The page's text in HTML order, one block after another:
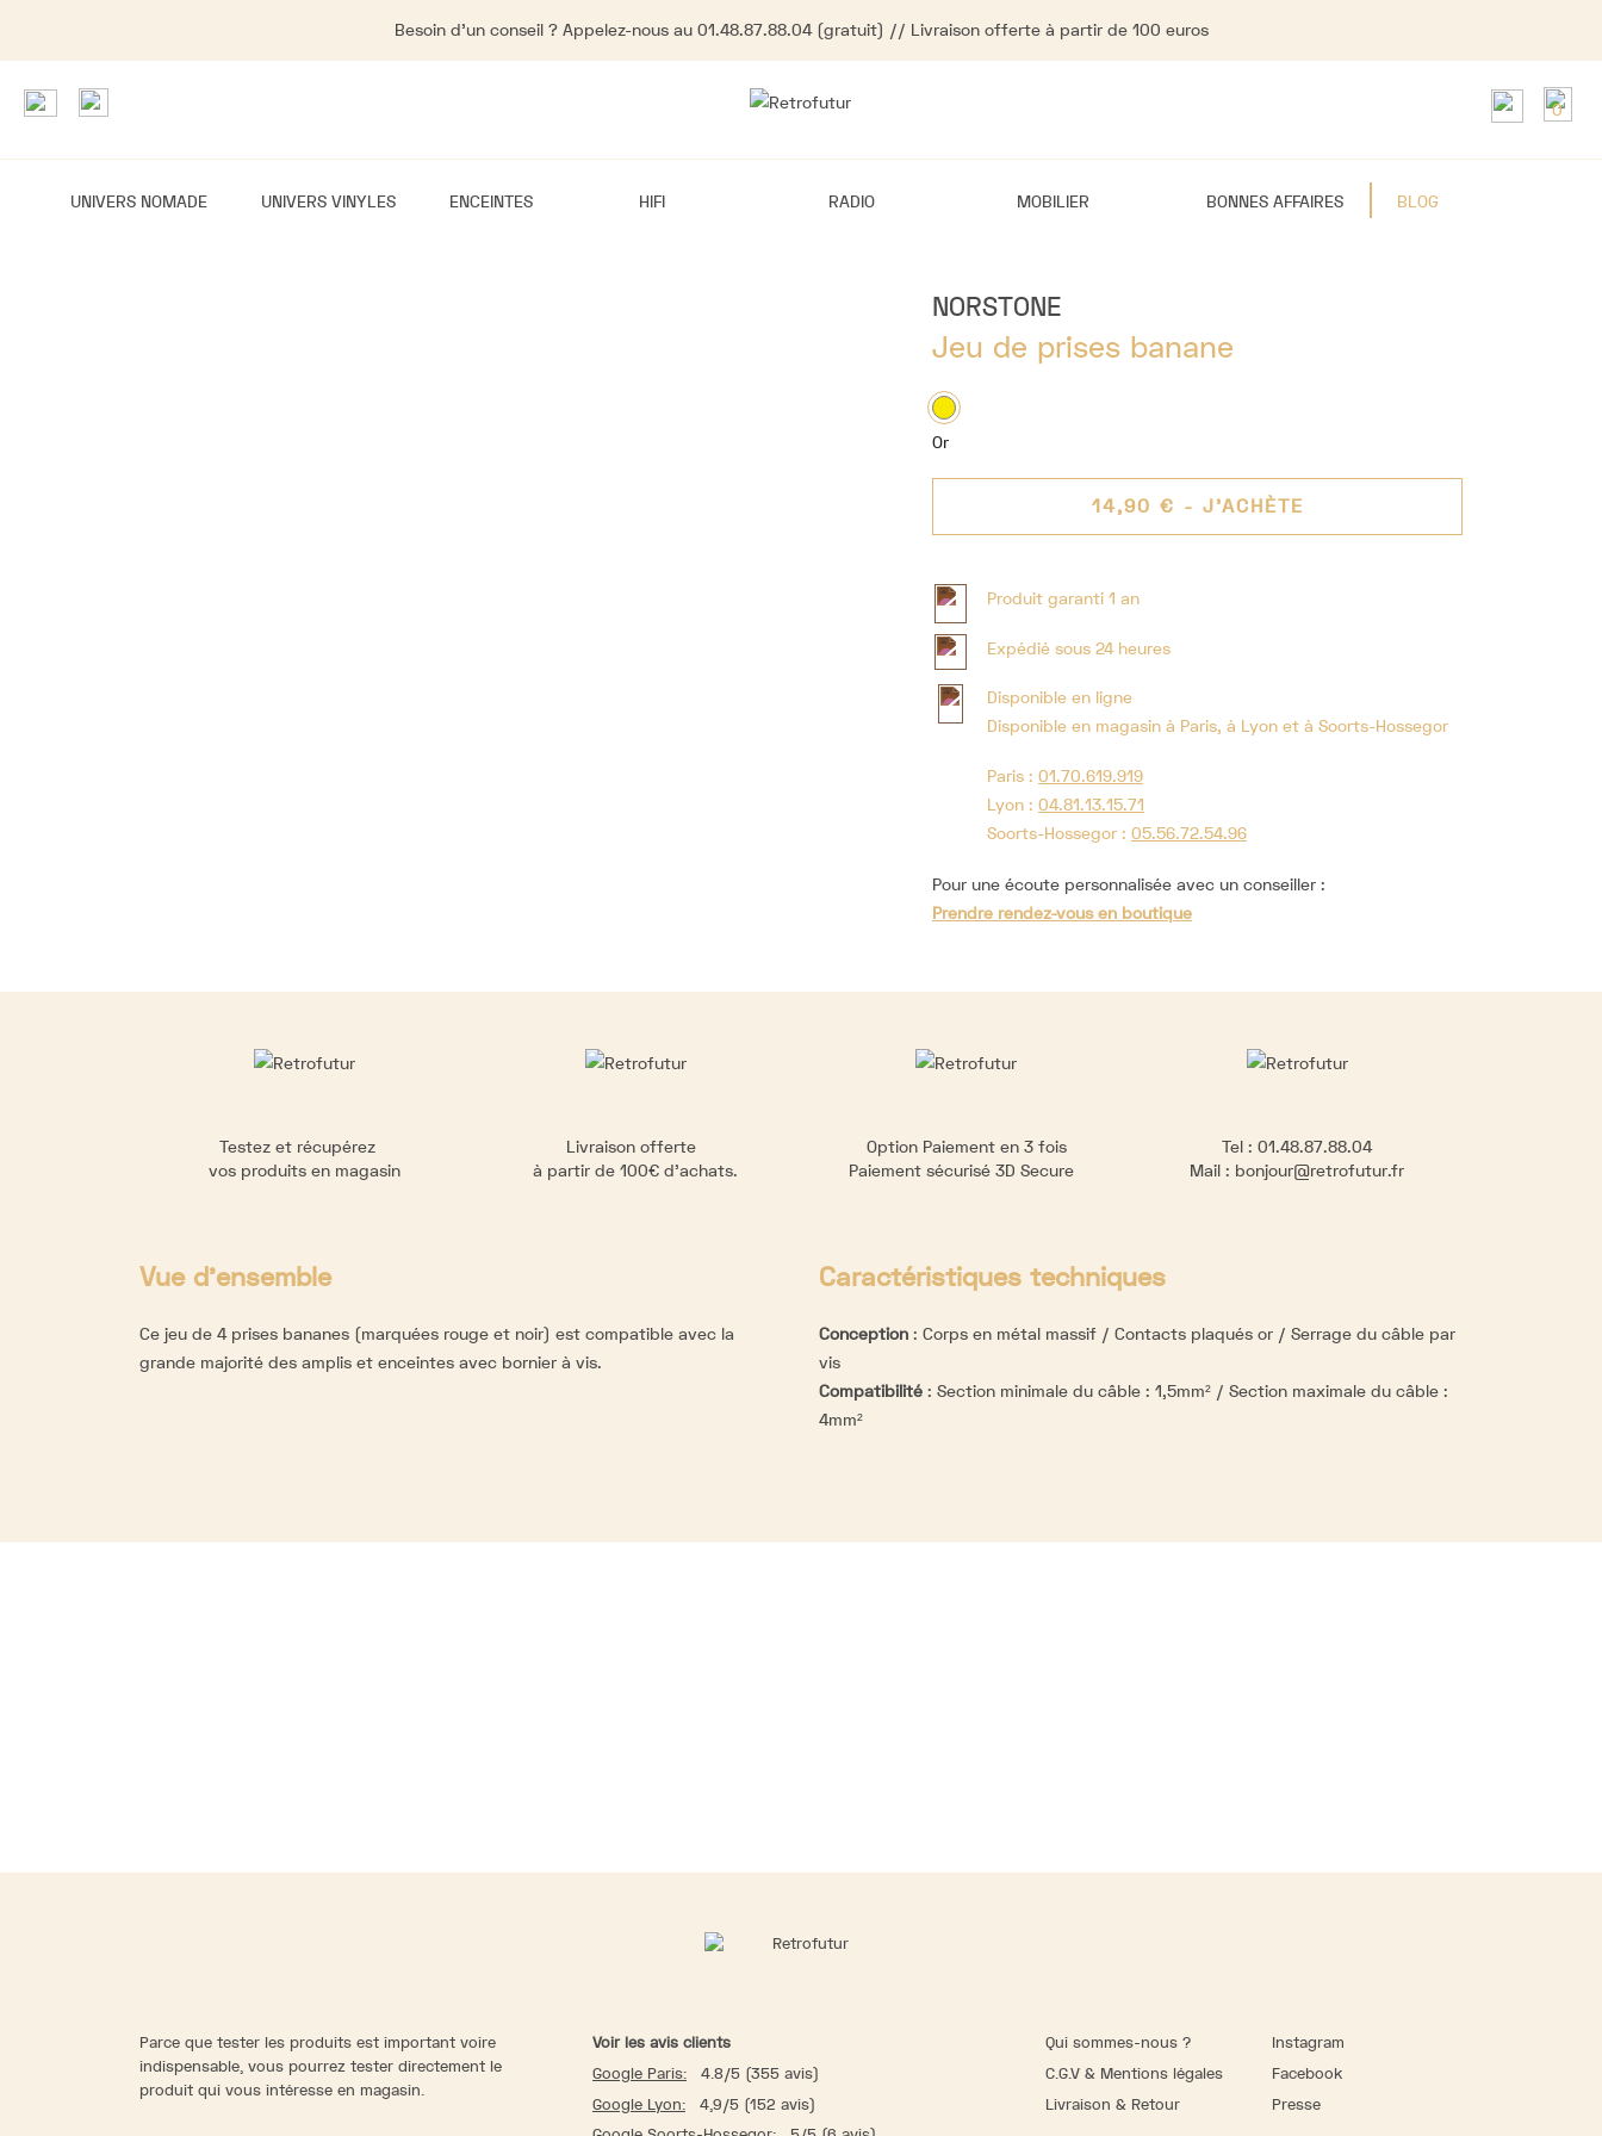
Besoin d'un conseil ? Appelez-nous au 01.48.87.88.04 (gratuit) // Livraison offerte à partir de 100 euros
0
UNIVERS NOMADE UNIVERS VINYLES ENCEINTES HIFI RADIO MOBILIER BONNES AFFAIRES BLOG
NORSTONE
Jeu de prises banane
Or
14,90 € - J'ACHÈTE
Produit garanti 1 an
Expédié sous 24 heures
Disponible en ligne
Disponible en magasin à Paris, à Lyon et à Soorts-Hossegor
Paris : 01.70.619.919
Lyon : 04.81.13.15.71
Soorts-Hossegor : 05.56.72.54.96
Pour une écoute personnalisée avec un conseiller :
Prendre rendez-vous en boutique
Testez et récupérez
vos produits en magasin
Livraison offerte
à partir de 100€ d’achats.
Option Paiement en 3 fois
Paiement sécurisé 3D Secure
Tel :01.48.87.88.04
Mail : bonjour@retrofutur.fr
Vue d'ensemble
Ce jeu de 4 prises bananes (marquées rouge et noir) est compatible avec la
grande majorité des amplis et enceintes avec bornier à vis.
Caractéristiques techniques
Conception : Corps en métal massif / Contacts plaqués or / Serrage du câble par
vis
Compatibilité : Section minimale du câble : 1,5mm² / Section maximale du câble :
4mm²
Parce que tester les produits est important voire
indispensable, vous pourrez tester directement le
produit qui vous intéresse en magasin.
Voir les avis clients
Google Paris:
4.8/5 (355 avis)
Google Lyon:
4,9/5 (152 avis)
Qui sommes-nous ?
C.G.V & Mentions légales
Livraison & Retour
Instagram
Facebook
Presse